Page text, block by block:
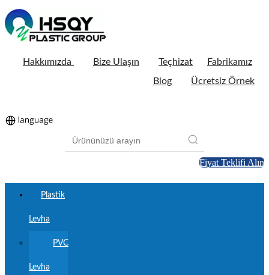
Hakkımızda Bize Ulaşın Teçhizat
Fabrikamız
Blog
Ücretsiz Örnek
Fiyat Teklifi Alın
Plastik
Levha
PVC
Levha